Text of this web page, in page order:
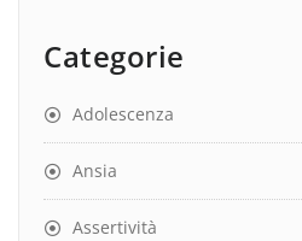
Categorie
Adolescenza
Ansia
Assertività